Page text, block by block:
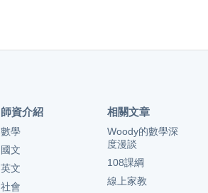
師資介紹
數學
國文
英文
社會
相關文章
Woody的數學深
度漫談
108課綱
線上家教